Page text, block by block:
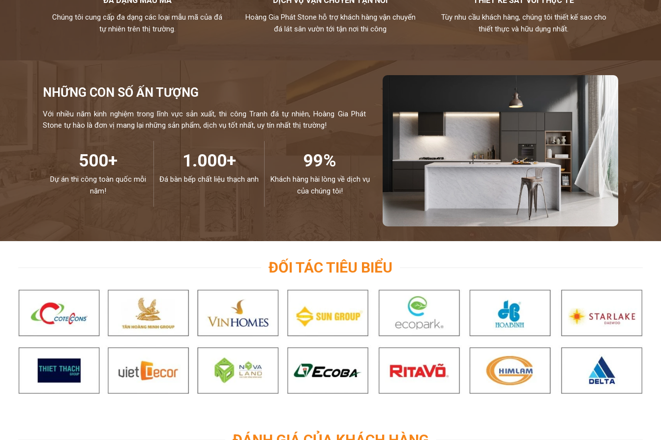
xanh lá, đen, xanh, xanh biển,…
kho đá hoàng gia phát là nhà phân phối và thi công đá tự nhiên chuyên nghiệp. Hiện nay, chúng tôi đang sở
Chúng tôi cung cấp đa dạng các loại mẫu mã của đá
tự nhiên trên thị trường.
Hoàng Gia Phát Stone hỗ trợ khách hàng vận chuyển
đá lát sân vườn tới tận nơi thi công
Tùy nhu cầu khách hàng, chúng tôi thiết kế sao cho
thiết thực và hữu dụng nhất.
NHỮNG CON SỐ ẤN TƯỢNG
Với nhiều năm kinh nghiệm trong lĩnh vực sản xuất, thi công Tranh đá tự nhiên, Hoàng Gia Phát
Stone tự hào là đơn vị mang lại những sản phẩm, dịch vụ tốt nhất, uy tín nhất thị trường!
500+
Dự án thi công toàn quốc mỗi
năm!
1.000+
Đá bàn bếp chất liệu thạch anh
99%
Khách hàng hài lòng về dịch vụ
của chúng tôi!
ĐỐI TÁC TIÊU BIỂU